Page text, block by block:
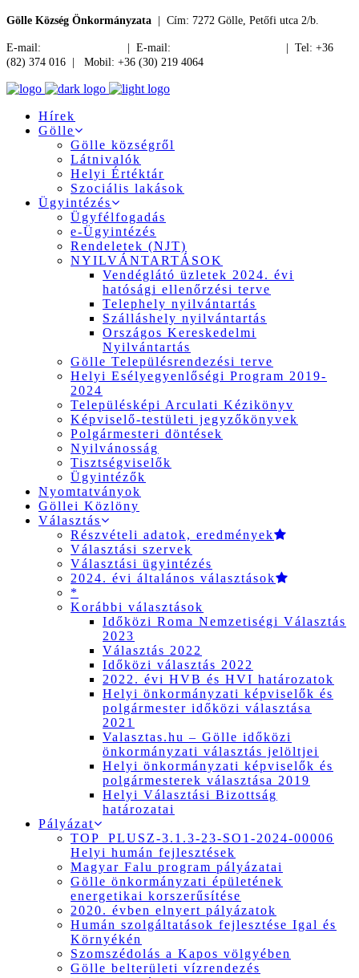
Gölle Község Önkormányzata | Cím: 7272 Gölle, Petőfi utca 2/b.
E-mail: | E-mail:
| Tel: +36
(82) 374 016 | Mobil: +36 (30) 219 4064
Hírek
Gölle
Gölle községről
Látnivalók
Helyi Értéktár
Szociális lakások
Ügyintézés
Ügyfélfogadás
e-Ügyintézés
Rendeletek (NJT)
NYILVÁNTARTÁSOK
Vendéglátó üzletek 2024. évi
hatósági ellenőrzési terve
Telephely nyilvántartás
Szálláshely nyilvántartás
Országos Kereskedelmi
Nyilvántartás
Gölle Településrendezési terve
Helyi Esélyegyenlőségi Program 2019-
2024
Településképi Arculati Kézikönyv
Képviselő-testületi jegyzőkönyvek
Polgármesteri döntések
Nyilvánosság
Tisztségviselők
Ügyintézők
Nyomtatványok
Göllei Közlöny
Választás
Részvételi adatok, eredmények
Választási szervek
Választási ügyintézés
2024. évi általános választások
*
Korábbi választások
Időközi Roma Nemzetiségi Választás
2023
Választás 2022
Időközi választás 2022
2022. évi HVB és HVI határozatok
Helyi önkormányzati képviselők és
polgármester időközi választása
2021
Valasztas.hu – Gölle időközi
önkormányzati választás jelöltjei
Helyi önkormányzati képviselők és
polgármesterek választása 2019
Helyi Választási Bizottság
határozatai
Pályázat
TOP_PLUSZ-3.1.3-23-SO1-2024-00006
Helyi humán fejlesztések
Magyar Falu program pályázatai
Gölle önkormányzati épületének
energetikai korszerűsítése
2020. évben elnyert pályázatok
Humán szolgáltatások fejlesztése Igal és
Környékén
Szomszédolás a Kapos völgyében
Gölle belterületi vízrendezés